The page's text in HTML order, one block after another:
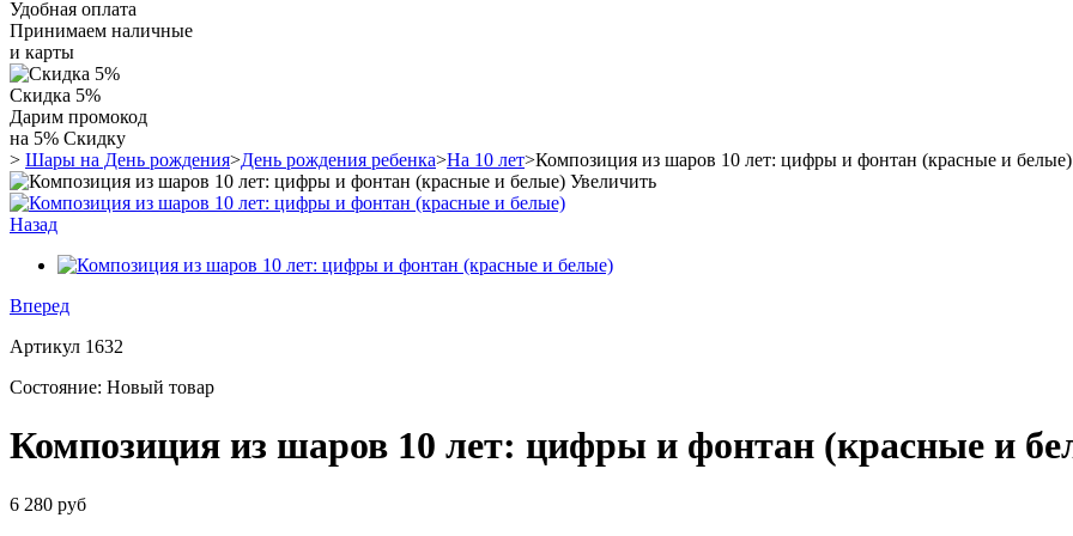
Удобная оплата
Принимаем наличные
и карты
Скидка 5%
Дарим промокод
на 5% Скидку
> Шары на День рождения>День рождения ребенка>На 10 лет>Композиция из шаров 10 лет: цифры и фонтан (красные и белые)
Увеличить
Назад
Вперед
Артикул 1632
Состояние: Новый товар
Композиция из шаров 10 лет: цифры и фонтан (красные и
6 280 руб